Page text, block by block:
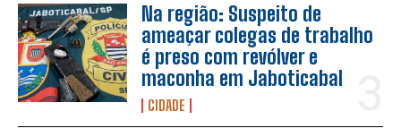
Na região: Suspeito de
ameaçar colegas de trabalho
é preso com revólver e
maconha em Jaboticabal
CIDADE